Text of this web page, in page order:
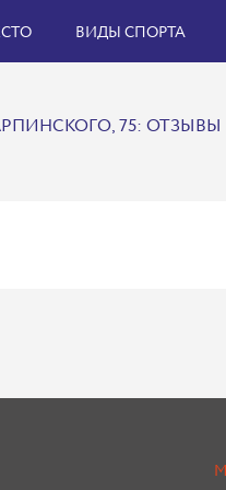
ВИДЫ СПОРТА
75: ОТЗЫВЫ